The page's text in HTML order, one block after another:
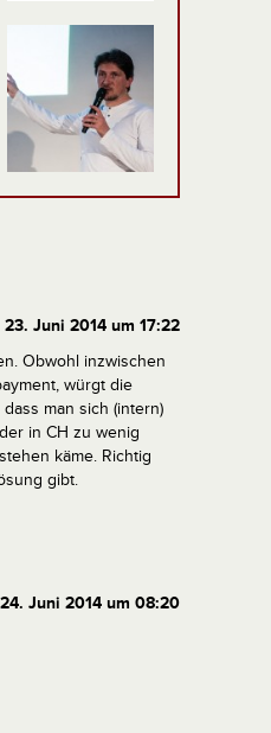
23. Juni 2014 um 17:22
Obwohl inzwischen
würgt die
man sich (intern)
in CH zu wenig
käme. Richtig
gibt.
24. Juni 2014 um 08:20